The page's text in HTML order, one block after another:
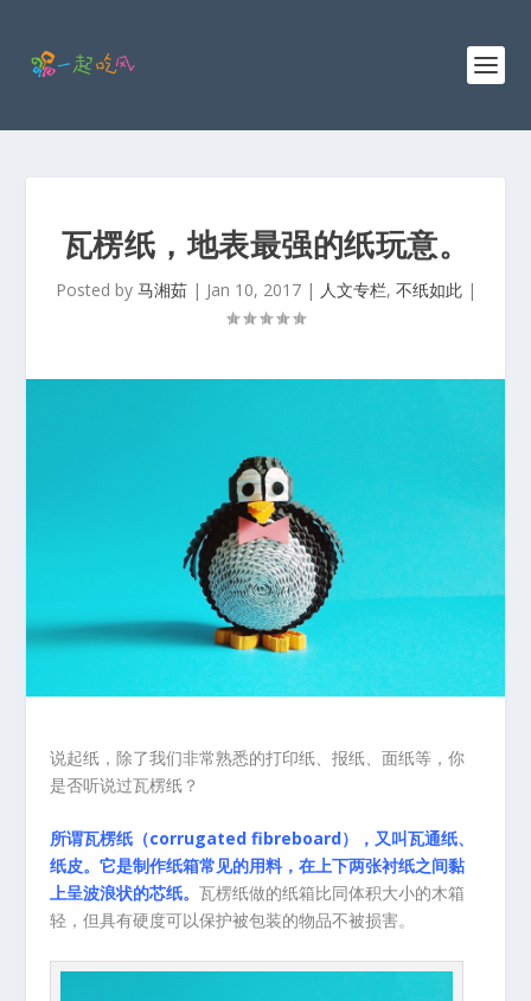
瓦楞纸，地表最强的纸玩意。
Posted by 马湘茹| Jan 10, 2017| 人文专栏, 不纸如此|
说起纸，除了我们非常熟悉的打印纸、报纸、面纸等，你
是否听说过瓦楞纸？
所谓瓦楞纸（corrugated fibreboard），又叫瓦通纸、
纸皮。它是制作纸箱常见的用料，在上下两张衬纸之间黏
上呈波浪状的芯纸。瓦楞纸做的纸箱比同体积大小的木箱
轻，但具有硬度可以保护被包装的物品不被损害。